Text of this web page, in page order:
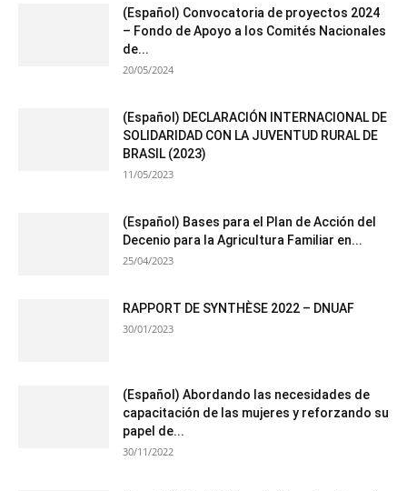
(Español) Convocatoria de proyectos 2024
– Fondo de Apoyo a los Comités Nacionales
de...
20/05/2024
(Español) DECLARACIÓN INTERNACIONAL DE
SOLIDARIDAD CON LA JUVENTUD RURAL DE
BRASIL (2023)
11/05/2023
(Español) Bases para el Plan de Acción del
Decenio para la Agricultura Familiar en...
25/04/2023
RAPPORT DE SYNTHÈSE 2022 – DNUAF
30/01/2023
(Español) Abordando las necesidades de
capacitación de las mujeres y reforzando su
papel de...
30/11/2022